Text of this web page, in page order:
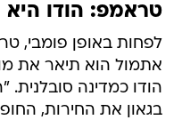
טראמפ: הודו היא
לפחות באופן פומבי,
אתמול הוא תיאר את
הודו כמדינה
בגאון את החירות,